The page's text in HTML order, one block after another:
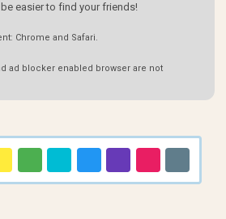
easier to find your friends!
Chrome and Safari.
ad blocker enabled browser are not